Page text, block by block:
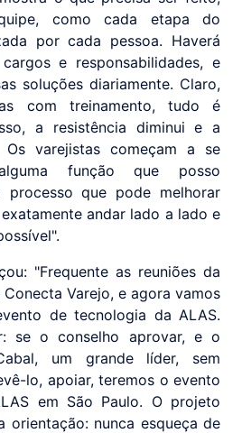
como cada etapa do
por cada pessoa. Haverá
e responsabilidades, e
soluções diariamente. Claro,
com treinamento, tudo é
a resistência diminui e a
Os varejistas começam a se
função que posso
processo que pode melhorar
andar lado a lado e
"Frequente as reuniões da
Conecta Varejo, e agora vamos
de tecnologia da ALAS.
se o conselho aprovar, e o
um grande líder, sem
lo, apoiar, teremos o evento
em São Paulo. O projeto
orientação: nunca esqueça de